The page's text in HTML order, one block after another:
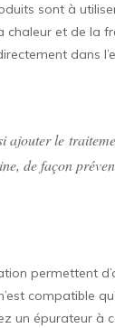
sont à
chaleur et de la
dans
ajouter le
de façon
permettent
compatible
un épurateur à